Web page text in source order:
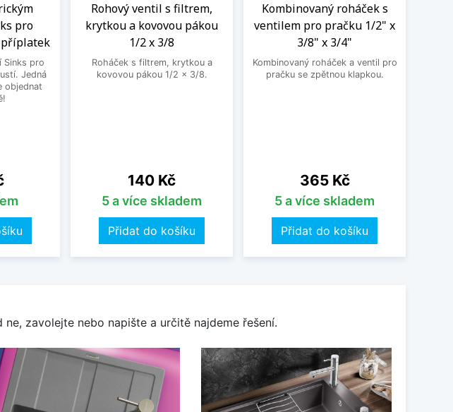
pro
Sinks pro
Jedná
objednat
Rohový ventil s filtrem,
krytkou a kovovou pákou
1/2 x 3/8
Roháček s filtrem, krytkou a
kovovou pákou 1/2 x 3/8.
Cena
140 Kč
5 a více skladem
Přidat do košíku
Kombinovaný roháček s
ventilem pro pračku 1/2" x
3/8" x 3/4"
Kombinovaný roháček a ventil pro
pračku se zpětnou klapkou.
Cena
365 Kč
5 a více skladem
Přidat do košíku
zavolejte nebo napište a určitě najdeme řešení.